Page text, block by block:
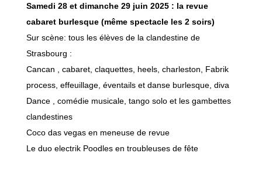
Samedi 28 et dimanche 29 juin 2025 : la revue
cabaret burlesque (même spectacle les 2 soirs)
Sur scène: tous les élèves de la clandestine de
Strasbourg :
Cancan , cabaret, claquettes, heels, charleston, Fabrik
process, effeuillage, éventails et danse burlesque, diva
Dance , comédie musicale, tango solo et les gambettes
clandestines
Coco das vegas en meneuse de revue
Le duo electrik Poodles en troubleuses de fête